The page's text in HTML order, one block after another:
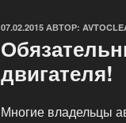
ОПУБЛИКОВАНО
07.02.2015 АВТОР:
двигателя!
Многие владельцы